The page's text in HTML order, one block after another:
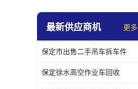
挖掘机拆车件
最新供应商机 更多
保定市出售二手吊车拆车件
保定徐水高空作业车回收